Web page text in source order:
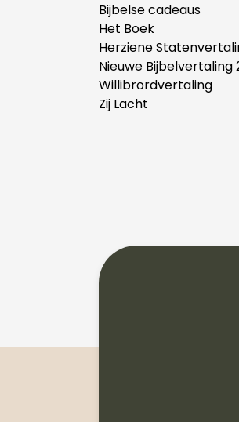
Bijbelse cadeaus
Het Boek
Herziene
Nieuwe Bijbelvertaling
Willibrordvertaling
Zij Lacht